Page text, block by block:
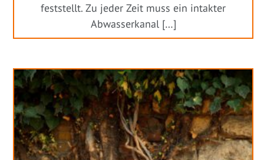
feststellt. Zu jeder Zeit muss ein intakter
Abwasserkanal […]